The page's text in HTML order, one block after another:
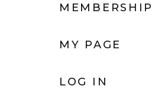
MEMBERSHIP
MY PAGE
LOG IN